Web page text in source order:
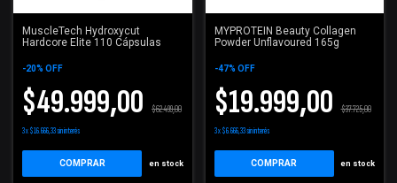
MuscleTech Hydroxycut
Hardcore Elite 110 Cápsulas
-20% OFF
$49.999,00 $62.499,00
3x$16.666,33sin interés
COMPRAR en stock
MYPROTEIN Beauty Collagen
Powder Unflavoured 165g
-47% OFF
$19.999,00 $37.725,00
3x$6.666,33sin interés
COMPRAR en stock